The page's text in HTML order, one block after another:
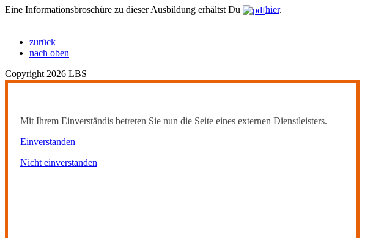
Eine Informationsbroschüre zu dieser Ausbildung erhältst Du hier.
zurück
nach oben
Copyright 2026 LBS
Mit Ihrem Einverständis betreten Sie nun die Seite eines externen Dienstleisters.
Einverstanden
Nicht einverstanden